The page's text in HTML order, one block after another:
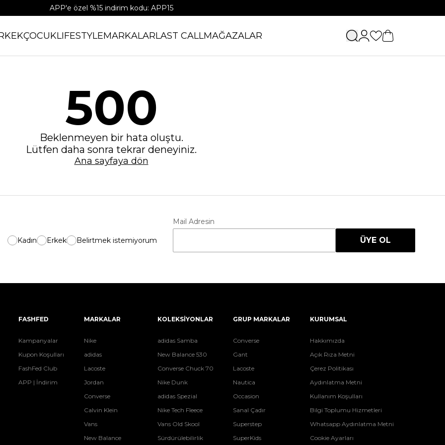
APP'e özel %15 indirim kodu: APP15
ÇOCUKLIFESTYLEMARKALARLAST CALLMAĞAZALAR
500
Beklenmeyen bir hata oluştu.
Lütfen daha sonra tekrar deneyiniz.
Ana sayfaya dön
Kadın Erkek Belirtmek istemiyorum
Mail Adresin
ÜYE OL
FASHFED
Kampanyalar
Kupon Koşulları
FashFed Club
APP | İndirim
MARKALAR
Nike
adidas
Lacoste
Jordan
Converse
Calvin Klein
Vans
New Balance
KOLEKSİYONLAR
adidas Samba
New Balance 530
Converse Chuck 70
Nike Dunk
adidas Spezial
Nike Tech Fleece
Vans Old Skool
Sürdürülebilirlik
GRUP MARKALAR
Converse
Gant
Lacoste
Nautica
Occasion
Sanal Çadır
Superstep
SuperKids
KURUMSAL
Hakkımızda
Açık Rıza Metni
Çerez Politikası
Aydınlatma Metni
Kullanım Koşulları
Bilgi Toplumu Hizmetleri
Whatsapp Aydınlatma Metni
Cookie Ayarları